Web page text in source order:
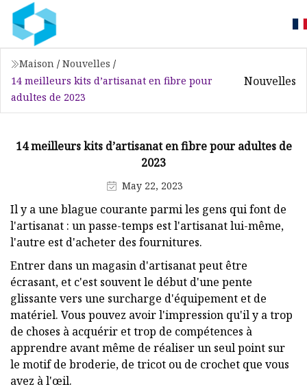
Maison / Nouvelles /
14 meilleurs kits d’artisanat en fibre pour
adultes de 2023
Nouvelles
14 meilleurs kits d’artisanat en fibre pour adultes de
2023
May 22, 2023
Il y a une blague courante parmi les gens qui font de
l'artisanat : un passe-temps est l'artisanat lui-même,
l'autre est d'acheter des fournitures.
Entrer dans un magasin d'artisanat peut être
écrasant, et c'est souvent le début d'une pente
glissante vers une surcharge d'équipement et de
matériel. Vous pouvez avoir l'impression qu'il y a trop
de choses à acquérir et trop de compétences à
apprendre avant même de réaliser un seul point sur
le motif de broderie, de tricot ou de crochet que vous
avez à l'œil.